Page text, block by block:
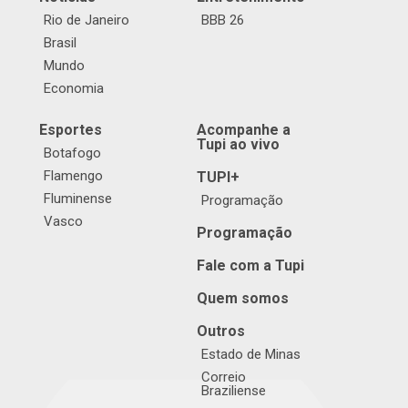
Rio de Janeiro
Brasil
Mundo
Economia
BBB 26
Esportes
Botafogo
Flamengo
Fluminense
Vasco
Acompanhe a
Tupi ao vivo
TUPI+
Programação
Programação
Fale com a Tupi
Quem somos
Outros
Estado de Minas
Correio
Braziliense